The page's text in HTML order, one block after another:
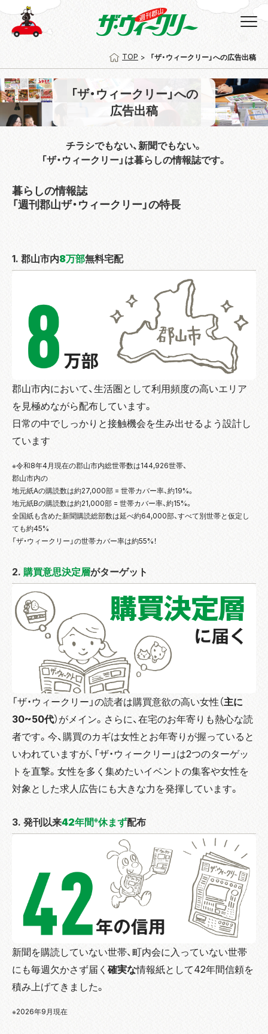
TOP 「ザ・ウィークリー」への広告出稿
「ザ・ウィークリー」への
広告出稿
チラシでもない、新聞でもない。
「ザ・ウィークリー」は暮らしの情報誌です。
暮らしの情報誌
「週刊郡山ザ・ウィークリー」の特長
1. 郡山市内8万部無料宅配
郡山市内において、生活圏として利用頻度の高いエリア
を見極めながら配布しています。
日常の中でしっかりと接触機会を生み出せるよう設計し
ています
※令和8年4月現在の郡山市内総世帯数は144,926世帯、
郡山市内の
地元紙Aの購読数は約27,000部 = 世帯カバー率、約19%。
地元紙Bの購読数は約21,000部 = 世帯カバー率、約15%。
全国紙も含めた新聞購読総部数は延べ約64,000部、すべて別世帯と仮定し
ても約45%
「ザ・ウィークリー」の世帯カバー率は約55%！
2. 購買意思決定層がターゲット
「ザ・ウィークリー」の読者は購買意欲の高い女性（主に
30~50代）がメイン。さらに、在宅のお年寄りも熱心な読
者です。今、購買のカギは女性とお年寄りが握っていると
いわれていますが、「ザ・ウィークリー」は2つのターゲッ
トを直撃。女性を多く集めたいイベントの集客や女性を
対象とした求人広告にも大きな力を発揮しています。
3. 発刊以来42年間※休まず配布
新聞を購読していない世帯、町内会に入っていない世帯
にも毎週欠かさず届く 確実な情報紙として42年間信頼を
積み上げてきました。
※2026年9月現在